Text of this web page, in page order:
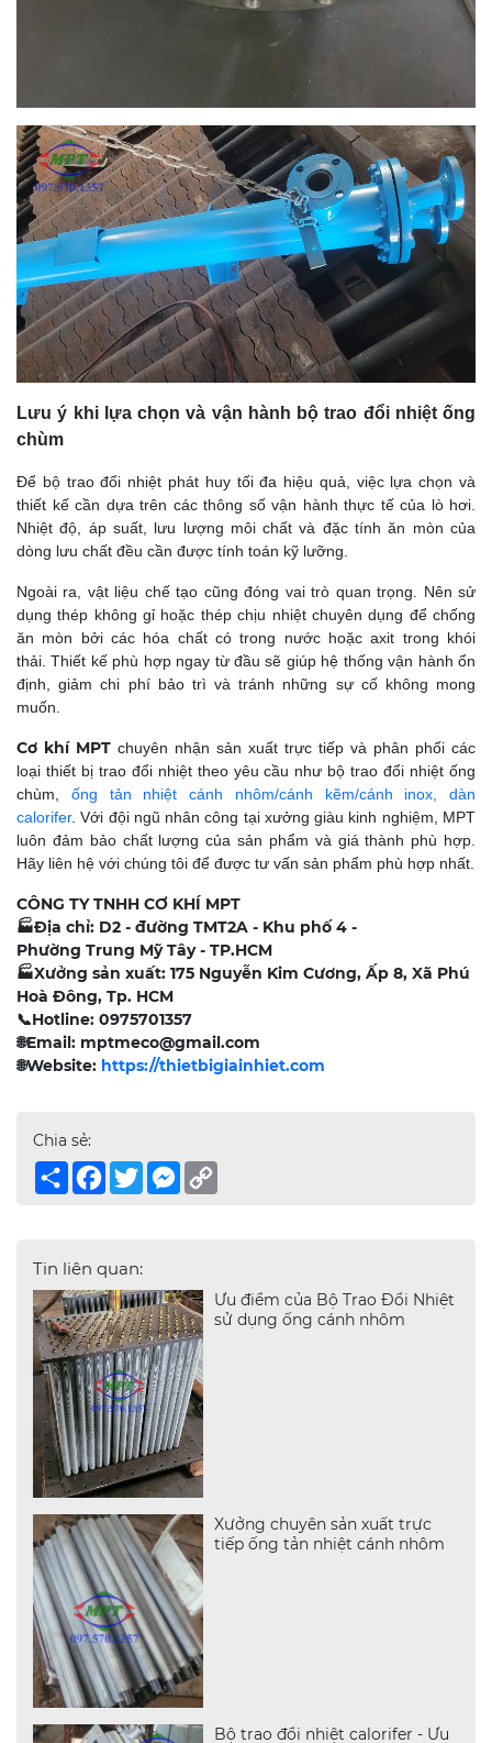
Lưu ý khi lựa chọn và vận hành bộ trao đổi nhiệt ống
chùm
Để bộ trao đổi nhiệt phát huy tối đa hiệu quả, việc lựa chọn và
thiết kế cần dựa trên các thông số vận hành thực tế của lò hơi.
Nhiệt độ, áp suất, lưu lượng môi chất và đặc tính ăn mòn của
dòng lưu chất đều cần được tính toán kỹ lưỡng.
Ngoài ra, vật liệu chế tạo cũng đóng vai trò quan trọng. Nên sử
dụng thép không gỉ hoặc thép chịu nhiệt chuyên dụng để chống
ăn mòn bởi các hóa chất có trong nước hoặc axit trong khói
thải. Thiết kế phù hợp ngay từ đầu sẽ giúp hệ thống vận hành ổn
định, giảm chi phí bảo trì và tránh những sự cố không mong
muốn.
Cơ khí MPT chuyên nhận sản xuất trực tiếp và phân phối các
loại thiết bị trao đổi nhiệt theo yêu cầu như bộ trao đổi nhiệt ống
chùm, ống tản nhiệt cánh nhôm/cánh kẽm/cánh inox, dàn
calorifer. Với đội ngũ nhân công tại xưởng giàu kinh nghiệm, MPT
luôn đảm bảo chất lượng của sản phẩm và giá thành phù hợp.
Hãy liên hệ với chúng tôi để được tư vấn sản phẩm phù hợp nhất.
CÔNG TY TNHH CƠ KHÍ MPT
🏭Địa chỉ: D2 - đường TMT2A - Khu phố 4 -
Phường Trung Mỹ Tây - TP.HCM
🏭Xưởng sản xuất: 175 Nguyễn Kim Cương, Ấp 8, Xã Phú
Hoà Đông, Tp. HCM
📞Hotline: 0975701357
🌐Email: mptmeco@gmail.com
🌐Website: https://thietbigiainhiet.com
Chia sẻ:
ShareFacebook
TwitterMessenger
Tin liên quan:
Ưu điểm của Bộ Trao Đổi Nhiệt
sử dụng ống cánh nhôm
Xưởng chuyên sản xuất trực
tiếp ống tản nhiệt cánh nhôm
Bộ trao đổi nhiệt calorifer - Ưu